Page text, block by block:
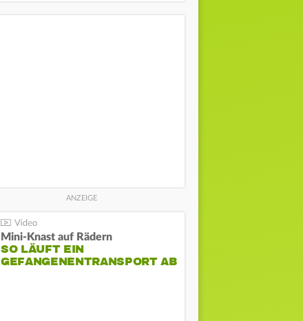
Mini-Knast auf Rädern
SO LÄUFT EIN
GEFANGENENTRANSPORT AB